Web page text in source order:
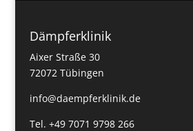
Dämpferklinik
Aixer Straße 30
72072 Tübingen
info@daempferklinik.de
Tel. +49 7071 9798 266